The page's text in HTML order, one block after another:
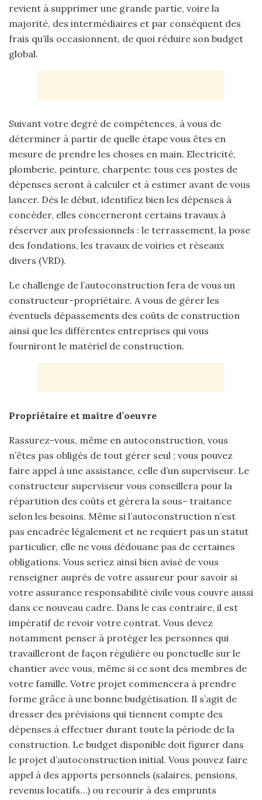
revient à supprimer une grande partie, voire la
majorité, des intermédiaires et par conséquent des
frais qu’ils occasionnent, de quoi réduire son budget
global.
Suivant votre degré de compétences, à vous de
déterminer à partir de quelle étape vous êtes en
mesure de prendre les choses en main. Electricité,
plomberie, peinture, charpente: tous ces postes de
dépenses seront à calculer et à estimer avant de vous
lancer. Dès le début, identifiez bien les dépenses à
concéder, elles concerneront certains travaux à
réserver aux professionnels : le terrassement, la pose
des fondations, les travaux de voiries et réseaux
divers (VRD).
Le challenge de l’autoconstruction fera de vous un
constructeur-propriétaire. A vous de gérer les
éventuels dépassements des coûts de construction
ainsi que les différentes entreprises qui vous
fourniront le matériel de construction.
Propriétaire et maître d’oeuvre
Rassurez-vous, même en autoconstruction, vous
n’êtes pas obligés de tout gérer seul ; vous pouvez
faire appel à une assistance, celle d’un superviseur. Le
constructeur superviseur vous conseillera pour la
répartition des coûts et gérera la sous- traitance
selon les besoins. Même si l’autoconstruction n’est
pas encadrée légalement et ne requiert pas un statut
particulier, elle ne vous dédouane pas de certaines
obligations. Vous seriez ainsi bien avisé de vous
renseigner auprès de votre assureur pour savoir si
votre assurance responsabilité civile vous couvre aussi
dans ce nouveau cadre. Dans le cas contraire, il est
impératif de revoir votre contrat. Vous devez
notamment penser à protéger les personnes qui
travailleront de façon régulière ou ponctuelle sur le
chantier avec vous, même si ce sont des membres de
votre famille. Votre projet commencera à prendre
forme grâce à une bonne budgétisation. Il s’agit de
dresser des prévisions qui tiennent compte des
dépenses à effectuer durant toute la période de la
construction. Le budget disponible doit figurer dans
le projet d’autoconstruction initial. Vous pouvez faire
appel à des apports personnels (salaires, pensions,
revenus locatifs…) ou recourir à des emprunts